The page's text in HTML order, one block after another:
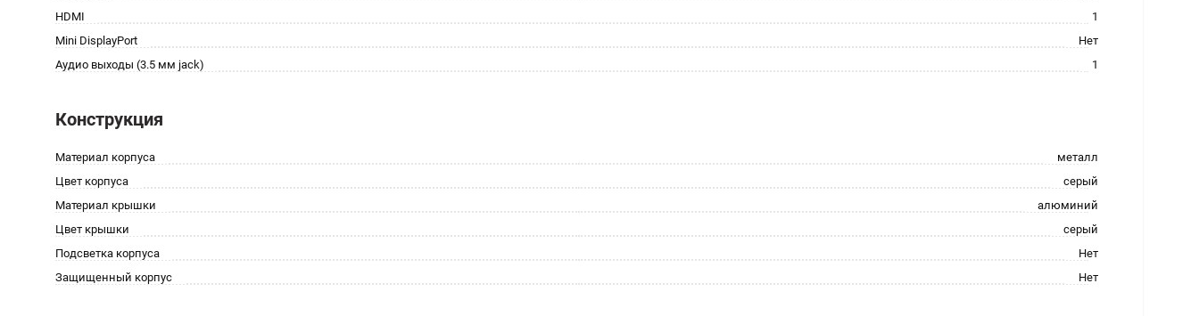
HDMI
1
Mini DisplayPort
Нет
Аудио выходы (3.5 мм jack)
1
Конструкция
Материал корпуса
металл
Цвет корпуса
серый
Материал крышки
алюминий
Цвет крышки
серый
Подсветка корпуса
Нет
Защищенный корпус
Нет